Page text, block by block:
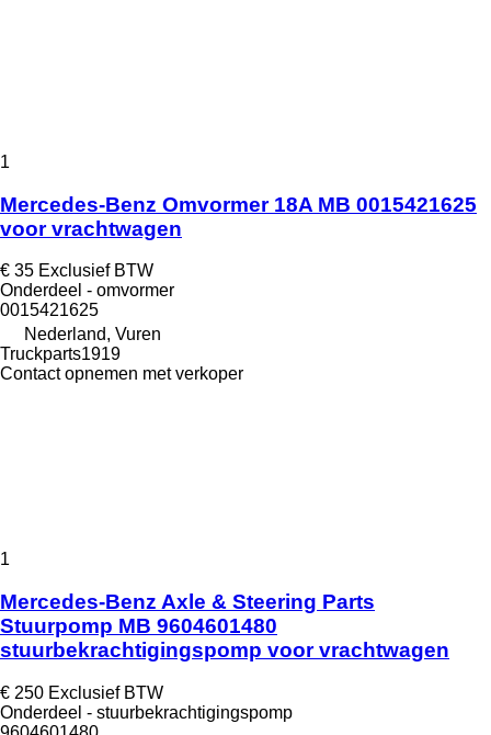
1
Mercedes-Benz Omvormer 18A MB 0015421625
voor vrachtwagen
€ 35 Exclusief BTW
Onderdeel - omvormer
0015421625
Nederland, Vuren
Truckparts1919
Contact opnemen met verkoper
1
Mercedes-Benz Axle & Steering Parts
Stuurpomp MB 9604601480
stuurbekrachtigingspomp voor vrachtwagen
€ 250 Exclusief BTW
Onderdeel - stuurbekrachtigingspomp